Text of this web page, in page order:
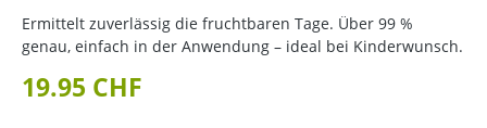
Ermittelt zuverlässig die fruchtbaren Tage. Über 99 %
genau, einfach in der Anwendung – ideal bei Kinderwunsch.
19.95 CHF